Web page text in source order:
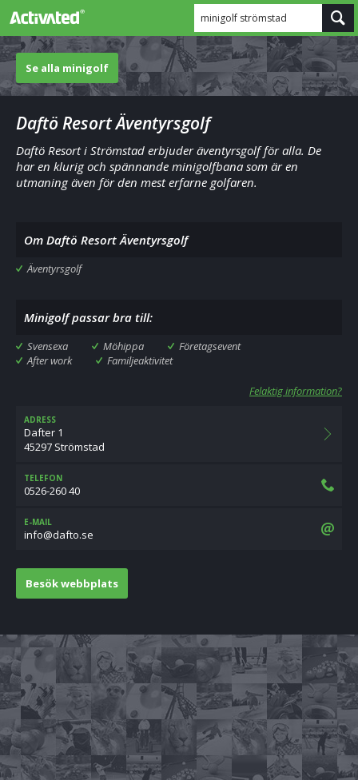
minigolf strömstad
Se alla minigolf
Daftö Resort Äventyrsgolf
Daftö Resort i Strömstad erbjuder äventyrsgolf för alla. De
har en klurig och spännande minigolfbana som är en
utmaning även för den mest erfarne golfaren.
Om Daftö Resort Äventyrsgolf
Äventyrsgolf
Minigolf passar bra till:
Svensexa Möhippa
Företagsevent
After work
Familjeaktivitet
Felaktig information?
ADRESS
Dafter 1
45297 Strömstad
TELEFON
0526-260 40
E-MAIL
es.otfad@ofni
Besök webbplats